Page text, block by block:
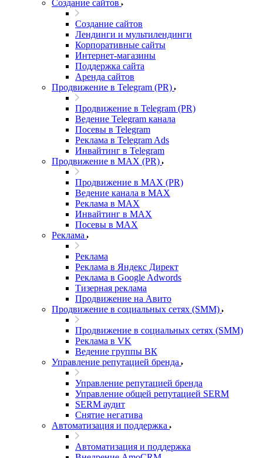
Создание сайтов
Создание сайтов
Лендинги и мультилендинги
Корпоративные сайты
Интернет-магазины
Поддержка сайта
Аренда сайтов
Продвижение в Telegram (PR)
Продвижение в Telegram (PR)
Ведение Telegram канала
Посевы в Telegram
Реклама в Telegram Ads
Инвайтинг в Telegram
Продвижение в MAX (PR)
Продвижение в MAX (PR)
Ведение канала в MAX
Реклама в MAX
Инвайтинг в MAX
Посевы в MAX
Реклама
Реклама
Реклама в Яндекс Директ
Реклама в Google Adwords
Тизерная реклама
Продвижение на Авито
Продвижение в социальных сетях (SMM)
Продвижение в социальных сетях (SMM)
Реклама в VK
Ведение группы ВК
Управление репутацией бренда
Управление репутацией бренда
Управление общей репутацией SERM
SERM аудит
Снятие негатива
Автоматизация и поддержка
Автоматизация и поддержка